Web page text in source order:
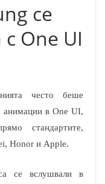
се
One UI
често беше
анимации в One UI,
стандартите,
Honor и Apple.
се вслушвали в